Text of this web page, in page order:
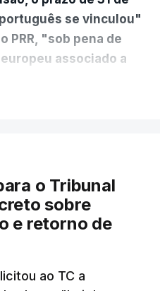
se vinculou"
PRR, "sob pena de
associado a
justo e transparente".
reduzir burocracias,
que os apoios
estaremos a dar
argumenta o
o Tribunal
sobre
e retorno de
ao TC a